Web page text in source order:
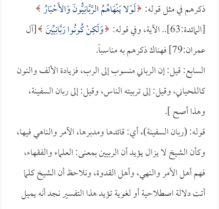
ذكرهم في مثل قوله: لَوْلا يَنْهَاهُمُ الرَّبَّانِيُّونَ وَالأَحْبَارُ
[المائدة:63].. الآية، وفي قوله:
وَلَكِنْ كُونُوا رَبَّانِيِّينَ [آل
عمران:79] فهناك ذكرهم به مناسباً.
السابع: قيل: إن الرباني منسوب إلى الرب، فزيادة الألف والنون
كاللحياني، وقيل: إلى تربيته الناس، وقيل: إلى ربان السفينة،
وهذا أصح ].
قوله: (ربان السفينة)، أي: قائدها ومدبرها، الآمر والناهي فيها،
وكأن الشيخ لا يزال يؤيد أن الربيين بمعنى: العلماء والفقهاء،
فهم أهل الأمر والنهي، وأهل القدوة، ونلاحظ أن الشيخ كلما
أتت دلالة اصطلاحية أو لغوية تؤيد هذا التفسير نجد أنه يميل